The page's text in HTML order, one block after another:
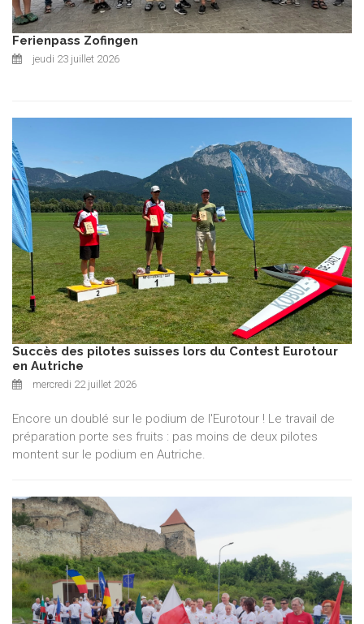
Ferienpass Zofingen
jeudi 23 juillet 2026
Succès des pilotes suisses lors du Contest Eurotour
en Autriche
mercredi 22 juillet 2026
Encore un doublé sur le podium de l'Eurotour ! Le travail de
préparation porte ses fruits : pas moins de deux pilotes
montent sur le podium en Autriche.